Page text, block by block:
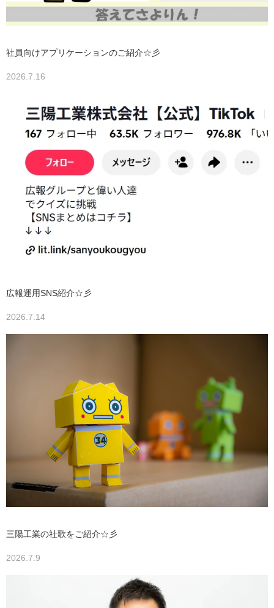
社員向けアプリケーションのご紹介☆彡
2026.7.16
広報運用SNS紹介☆彡
2026.7.14
三陽工業の社歌をご紹介☆彡
2026.7.9